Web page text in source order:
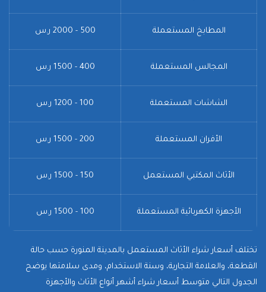
المطابخ المستعملة 500 - 2000 ر.س
المجالس المستعملة 400 - 1500 ر.س
الشاشات المستعملة 100 - 1200 ر.س
الأفران المستعملة 200 - 1500 ر.س
الأثاث المكتبي المستعمل 150 - 1500 ر.س
الأجهزة الكهربائية المستعملة 100 - 1500 ر.س
تختلف أسعار شراء الأثاث المستعمل بالمدينة المنورة حسب حالة
القطعة، والعلامة التجارية، وسنة الاستخدام، ومدى سلامتها يوضح
الجدول التالي متوسط أسعار شراء أشهر أنواع الأثاث والأجهزة